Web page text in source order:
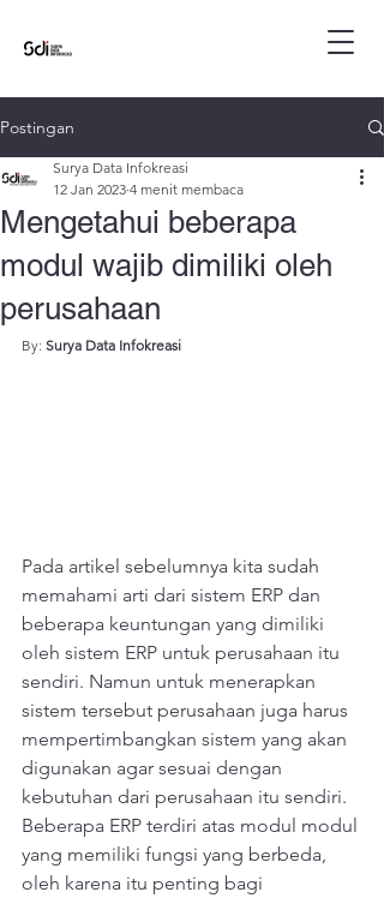
Postingan
Mengetahui beberapa
modul wajib dimiliki oleh
perusahaan
Surya Data Infokreasi
12 Jan 2023 4 menit membaca
By: Surya Data Infokreasi
Pada artikel sebelumnya kita sudah
memahami arti dari sistem ERP dan
beberapa keuntungan yang dimiliki
oleh sistem ERP untuk perusahaan itu
sendiri. Namun untuk menerapkan
sistem tersebut perusahaan juga harus
mempertimbangkan sistem yang akan
digunakan agar sesuai dengan
kebutuhan dari perusahaan itu sendiri.
Beberapa ERP terdiri atas modul modul
yang memiliki fungsi yang berbeda,
oleh karena itu penting bagi